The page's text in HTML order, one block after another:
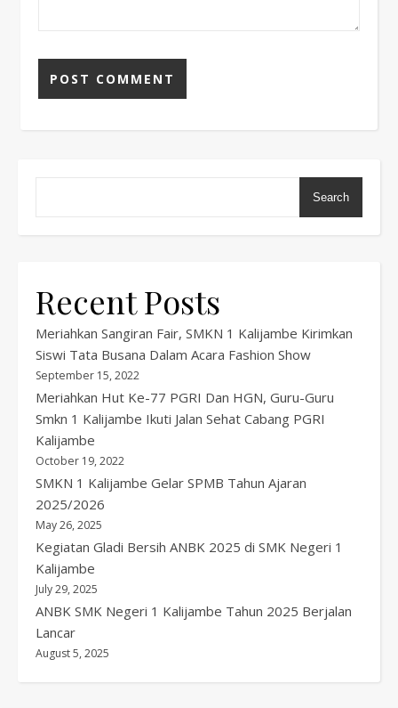
Search
Recent Posts
Meriahkan Sangiran Fair, SMKN 1 Kalijambe Kirimkan
Siswi Tata Busana Dalam Acara Fashion Show
September 15, 2022
Meriahkan Hut Ke-77 PGRI Dan HGN, Guru-Guru
Smkn 1 Kalijambe Ikuti Jalan Sehat Cabang PGRI
Kalijambe
October 19, 2022
SMKN 1 Kalijambe Gelar SPMB Tahun Ajaran
2025/2026
May 26, 2025
Kegiatan Gladi Bersih ANBK 2025 di SMK Negeri 1
Kalijambe
July 29, 2025
ANBK SMK Negeri 1 Kalijambe Tahun 2025 Berjalan
Lancar
August 5, 2025